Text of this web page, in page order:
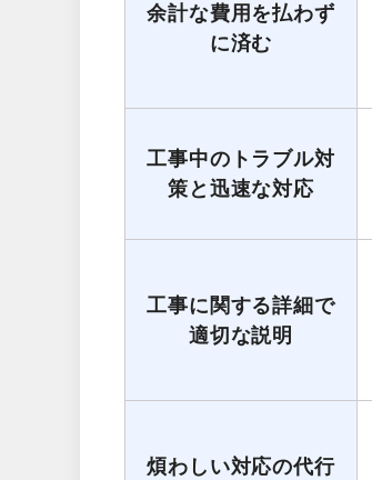
余計な費用を払わず
に済む
工事中のトラブル対
策と迅速な対応
工事に関する詳細で
適切な説明
煩わしい対応の代行